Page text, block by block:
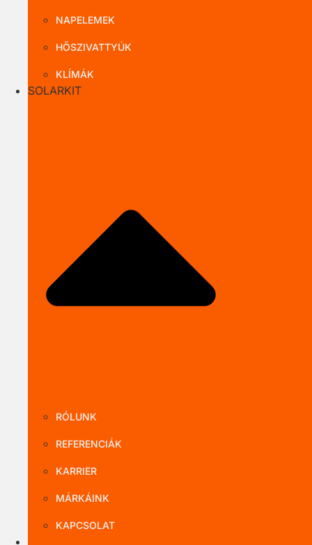
NAPELEMEK
HŐSZIVATTYÚK
KLÍMÁK
SOLARKIT
RÓLUNK
REFERENCIÁK
KARRIER
MÁRKÁINK
KAPCSOLAT